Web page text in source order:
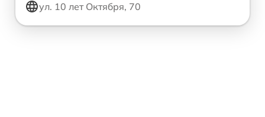
ул. 10 лет Октября, 70